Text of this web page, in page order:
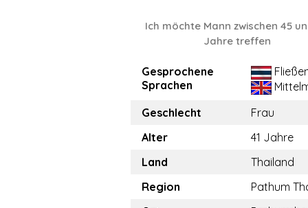
Ich möchte Mann zwischen 45
Jahre treffen
Gesprochene
Sprachen
Geschlecht
Frau
Alter
41 Jahre
Land
Thailand
Region
Pathum